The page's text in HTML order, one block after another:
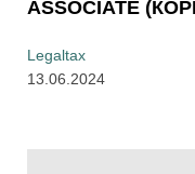
ASSOCIATE
Legaltax
13.06.2024